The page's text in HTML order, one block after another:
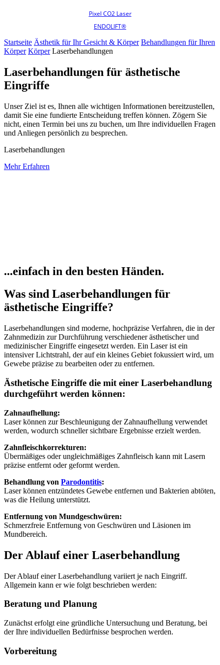
Pixel CO2 Laser
ENDOLIFT®
Startseite Ästhetik für Ihr Gesicht & Körper Behandlungen für Ihren
Körper Körper Laserbehandlungen
Laserbehandlungen für ästhetische
Eingriffe
Unser Ziel ist es, Ihnen alle wichtigen Informationen bereitzustellen,
damit Sie eine fundierte Entscheidung treffen können. Zögern Sie
nicht, einen Termin bei uns zu buchen, um Ihre individuellen Fragen
und Anliegen persönlich zu besprechen.
Laserbehandlungen
Mehr Erfahren
...einfach in den besten Händen.
Was sind Laserbehandlungen für
ästhetische Eingriffe?
Laserbehandlungen sind moderne, hochpräzise Verfahren, die in der
Zahnmedizin zur Durchführung verschiedener ästhetischer und
medizinischer Eingriffe eingesetzt werden. Ein Laser ist ein
intensiver Lichtstrahl, der auf ein kleines Gebiet fokussiert wird, um
Gewebe präzise zu bearbeiten oder zu entfernen.
Ästhetische Eingriffe die mit einer Laserbehandlung
durchgeführt werden können:
Zahnaufhellung:
Laser können zur Beschleunigung der Zahnaufhellung verwendet
werden, wodurch schneller sichtbare Ergebnisse erzielt werden.
Zahnfleischkorrekturen:
Übermäßiges oder ungleichmäßiges Zahnfleisch kann mit Lasern
präzise entfernt oder geformt werden.
Behandlung von Parodontitis:
Laser können entzündetes Gewebe entfernen und Bakterien abtöten,
was die Heilung unterstützt.
Entfernung von Mundgeschwüren:
Schmerzfreie Entfernung von Geschwüren und Läsionen im
Mundbereich.
Der Ablauf einer Laserbehandlung
Der Ablauf einer Laserbehandlung variiert je nach Eingriff.
Allgemein kann er wie folgt beschrieben werden:
Beratung und Planung
Zunächst erfolgt eine gründliche Untersuchung und Beratung, bei
der Ihre individuellen Bedürfnisse besprochen werden.
Vorbereitung